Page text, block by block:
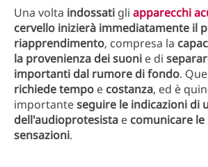
Una volta indossati gli apparecchi
cervello inizierà immediatamente il
riapprendimento, compresa la
la provenienza dei suoni e di
importanti dal rumore di fondo.
richiede tempo e costanza, ed è
importanteseguire le indicazioni di
dell'audioprotesista e comunicare
sensazioni.